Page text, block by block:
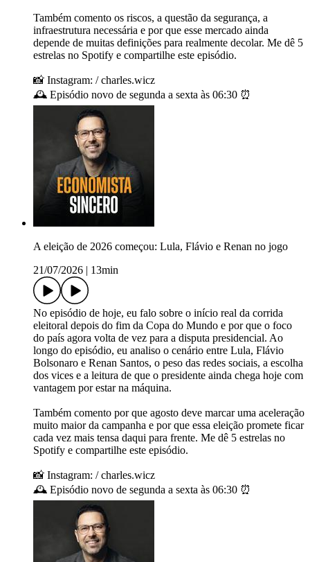
Também comento os riscos, a questão da segurança, a
infraestrutura necessária e por que esse mercado ainda
depende de muitas definições para realmente decolar. Me dê 5
estrelas no Spotify e compartilhe este episódio.
📸 Instagram: / charles.wicz
🕰️ Episódio novo de segunda a sexta às 06:30 ⏰
A eleição de 2026 começou: Lula, Flávio e Renan no jogo
21/07/2026
13min
No episódio de hoje, eu falo sobre o início real da corrida
eleitoral depois do fim da Copa do Mundo e por que o foco
do país agora volta de vez para a disputa presidencial. Ao
longo do episódio, eu analiso o cenário entre Lula, Flávio
Bolsonaro e Renan Santos, o peso das redes sociais, a escolha
dos vices e a leitura de que o presidente ainda chega hoje com
vantagem por estar na máquina.
Também comento por que agosto deve marcar uma aceleração
muito maior da campanha e por que essa eleição promete ficar
cada vez mais tensa daqui para frente. Me dê 5 estrelas no
Spotify e compartilhe este episódio.
📸 Instagram: / charles.wicz
🕰️ Episódio novo de segunda a sexta às 06:30 ⏰